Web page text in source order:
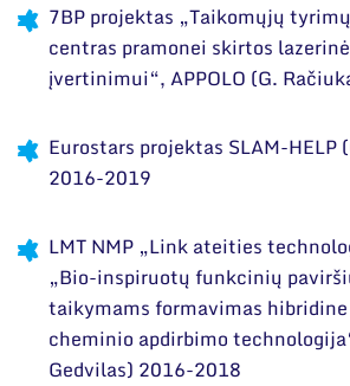
7BP projektas „Taikomųjų
centras pramonei skirtos
įvertinimui“, APPOLO (G.
Eurostars projektas SLAM-HELP
2016-2019
LMT NMP „Link ateities
„Bio-inspiruotų funkcinių
taikymams formavimas
cheminio apdirbimo
Gedvilas) 2016-2018